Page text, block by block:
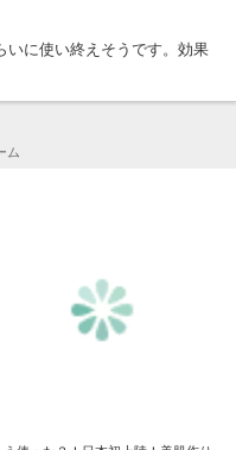
いに使い終えそうです。効果
ム